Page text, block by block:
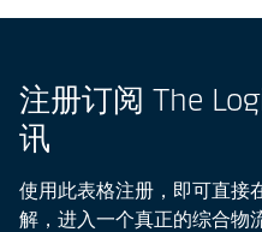
注册订阅 The
讯
使用此表格注册，即可直接
解，进入一个真正的综合物